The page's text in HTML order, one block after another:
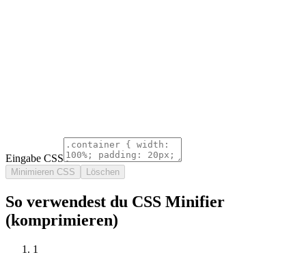
Eingabe CSS
Minimieren CSS Löschen
So verwendest du CSS Minifier
(komprimieren)
1